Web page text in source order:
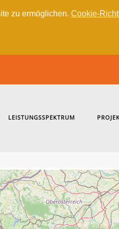
zu ermöglichen. Cookie-
LEISTUNGSSPEKTRUM